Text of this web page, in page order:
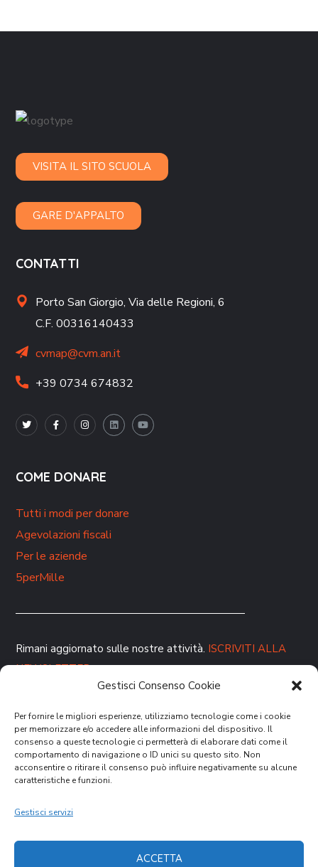
Gestisci Consenso Cookie
Per fornire le migliori esperienze, utilizziamo tecnologie come i cookie
per memorizzare e/o accedere alle informazioni del dispositivo. Il
consenso a queste tecnologie ci permetterà di elaborare dati come il
comportamento di navigazione o ID unici su questo sito. Non
acconsentire o ritirare il consenso può influire negativamente su alcune
caratteristiche e funzioni.
Gestisci servizi
ACCETTA
VISITA IL SITO SCUOLA
GARE D'APPALTO
CONTATTI
Porto San Giorgio,Via delle Regioni, 6
C.F. 00316140433
cvmap@cvm.an.it
+39 0734 674832
COME DONARE
Tutti i modi per donare
Agevolazioni fiscali
Per le aziende
5perMille
Rimani aggiornato sulle nostre attività. ISCRIVITI ALLA
NEWSLETTER